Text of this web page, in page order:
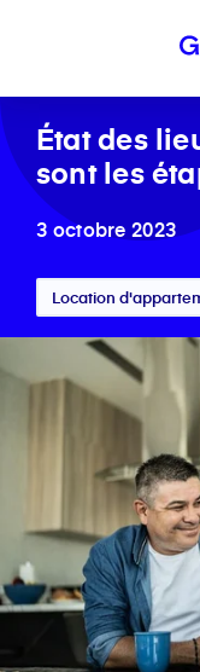
État des
sont les
3 octobre 2023
Location